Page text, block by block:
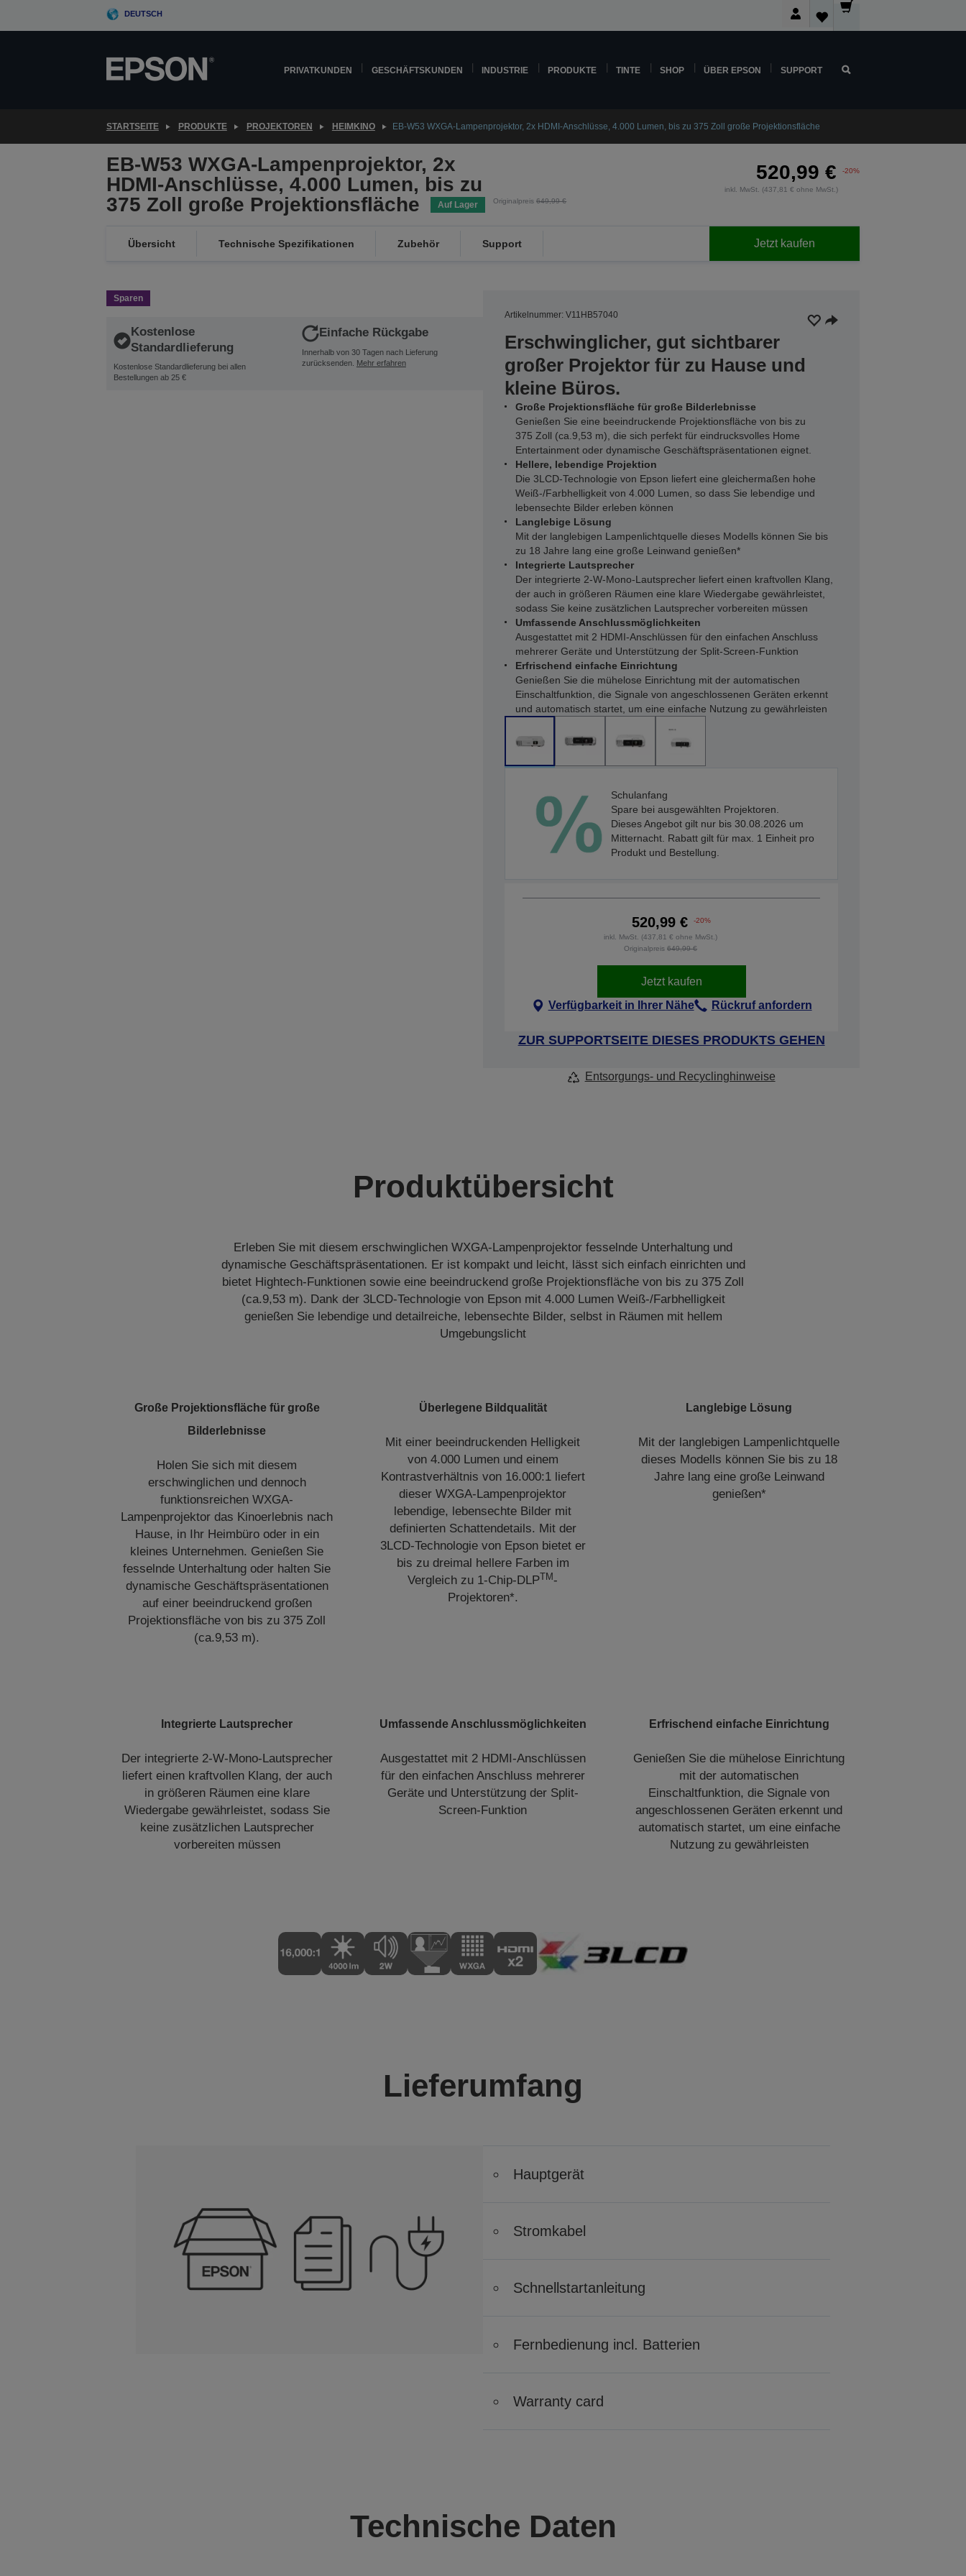
DEUTSCH
PRIVATKUNDEN GESCHÄFTSKUNDEN INDUSTRIE PRODUKTE TINTE SHOP ÜBER EPSON SUPPORT
STARTSEITE PRODUKTE PROJEKTOREN HEIMKINO EB-W53 WXGA-Lampenprojektor, 2x HDMI-Anschlüsse, 4.000 Lumen, bis zu 375 Zoll große Projektionsfläche
EB-W53 WXGA-Lampenprojektor, 2x
HDMI-Anschlüsse, 4.000 Lumen, bis zu
375 Zoll große Projektionsfläche
Auf Lager
520,99 € -20%
inkl. MwSt. (437,81 € ohne MwSt.)
Originalpreis649,99 €
Übersicht Technische Spezifikationen Zubehör Support Jetzt kaufen
Sparen
Kostenlose
Standardlieferung
Kostenlose Standardlieferung bei allen
Bestellungen ab 25 €
Einfache Rückgabe
Innerhalb von 30 Tagen nach Lieferung
zurücksenden. Mehr erfahren
Artikelnummer: V11HB57040
Erschwinglicher, gut sichtbarer
großer Projektor für zu Hause und
kleine Büros.
Große Projektionsfläche für große Bilderlebnisse
Genießen Sie eine beeindruckende Projektionsfläche von bis zu
375 Zoll (ca.9,53 m), die sich perfekt für eindrucksvolles Home
Entertainment oder dynamische Geschäftspräsentationen eignet.
Hellere, lebendige Projektion
Die 3LCD-Technologie von Epson liefert eine gleichermaßen hohe
Weiß-/Farbhelligkeit von 4.000 Lumen, so dass Sie lebendige und
lebensechte Bilder erleben können
Langlebige Lösung
Mit der langlebigen Lampenlichtquelle dieses Modells können Sie bis
zu 18 Jahre lang eine große Leinwand genießen*
Integrierte Lautsprecher
Der integrierte 2-W-Mono-Lautsprecher liefert einen kraftvollen Klang,
der auch in größeren Räumen eine klare Wiedergabe gewährleistet,
sodass Sie keine zusätzlichen Lautsprecher vorbereiten müssen
Umfassende Anschlussmöglichkeiten
Ausgestattet mit 2 HDMI-Anschlüssen für den einfachen Anschluss
mehrerer Geräte und Unterstützung der Split-Screen-Funktion
Erfrischend einfache Einrichtung
Genießen Sie die mühelose Einrichtung mit der automatischen
Einschaltfunktion, die Signale von angeschlossenen Geräten erkennt
und automatisch startet, um eine einfache Nutzung zu gewährleisten
Schulanfang
Spare bei ausgewählten Projektoren.
Dieses Angebot gilt nur bis 30.08.2026 um
Mitternacht. Rabatt gilt für max. 1 Einheit pro
Produkt und Bestellung.
520,99 € -20%
inkl. MwSt. (437,81 € ohne MwSt.)
Originalpreis649,99 €
Jetzt kaufen
Verfügbarkeit in Ihrer Nähe
Rückruf anfordern
ZUR SUPPORTSEITE DIESES PRODUKTS GEHEN
Entsorgungs- und Recyclinghinweise
Produktübersicht
Erleben Sie mit diesem erschwinglichen WXGA-Lampenprojektor fesselnde Unterhaltung und
dynamische Geschäftspräsentationen. Er ist kompakt und leicht, lässt sich einfach einrichten und
bietet Hightech-Funktionen sowie eine beeindruckend große Projektionsfläche von bis zu 375 Zoll
(ca.9,53 m). Dank der 3LCD-Technologie von Epson mit 4.000 Lumen Weiß-/Farbhelligkeit
genießen Sie lebendige und detailreiche, lebensechte Bilder, selbst in Räumen mit hellem
Umgebungslicht
Große Projektionsfläche für große
Bilderlebnisse
Holen Sie sich mit diesem
erschwinglichen und dennoch
funktionsreichen WXGA-
Lampenprojektor das Kinoerlebnis nach
Hause, in Ihr Heimbüro oder in ein
kleines Unternehmen. Genießen Sie
fesselnde Unterhaltung oder halten Sie
dynamische Geschäftspräsentationen
auf einer beeindruckend großen
Projektionsfläche von bis zu 375 Zoll
(ca.9,53 m).
Überlegene Bildqualität
Mit einer beeindruckenden Helligkeit
von 4.000 Lumen und einem
Kontrastverhältnis von 16.000:1 liefert
dieser WXGA-Lampenprojektor
lebendige, lebensechte Bilder mit
definierten Schattendetails. Mit der
3LCD-Technologie von Epson bietet er
bis zu dreimal hellere Farben im
Vergleich zu 1-Chip-DLPTM-
Projektoren*.
Langlebige Lösung
Mit der langlebigen Lampenlichtquelle
dieses Modells können Sie bis zu 18
Jahre lang eine große Leinwand
genießen*
Integrierte Lautsprecher
Der integrierte 2-W-Mono-Lautsprecher
liefert einen kraftvollen Klang, der auch
in größeren Räumen eine klare
Wiedergabe gewährleistet, sodass Sie
keine zusätzlichen Lautsprecher
vorbereiten müssen
Umfassende Anschlussmöglichkeiten
Ausgestattet mit 2 HDMI-Anschlüssen
für den einfachen Anschluss mehrerer
Geräte und Unterstützung der Split-
Screen-Funktion
Erfrischend einfache Einrichtung
Genießen Sie die mühelose Einrichtung
mit der automatischen
Einschaltfunktion, die Signale von
angeschlossenen Geräten erkennt und
automatisch startet, um eine einfache
Nutzung zu gewährleisten
Lieferumfang
Hauptgerät
Stromkabel
Schnellstartanleitung
Fernbedienung incl. Batterien
Warranty card
Technische Daten